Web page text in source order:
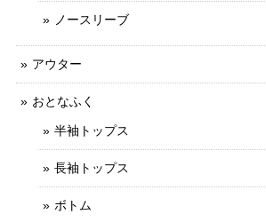
ノースリーブ
アウター
おとなふく
半袖トップス
長袖トップス
ボトム